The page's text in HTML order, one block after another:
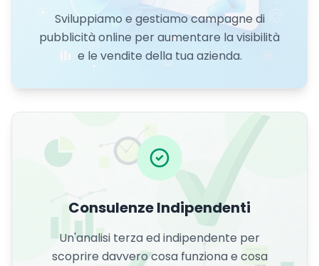
Sviluppiamo e gestiamo campagne di
pubblicità online per aumentare la visibilità
e le vendite della tua azienda.
Consulenze Indipendenti
Un'analisi terza ed indipendente per
scoprire davvero cosa funziona e cosa